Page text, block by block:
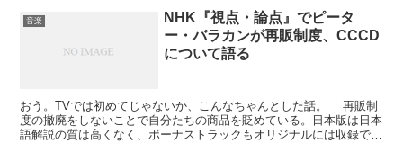
音楽
NHK『視点・論点』でピータ
ー・バラカンが再販制度、CCCD
について語る
おう。TVでは初めてじゃないか、こんなちゃんとした話。 再販制
度の撤廃をしないことで自分たちの商品を貶めている。日本版は日本
語解説の質は高くなく、ボーナストラックもオリジナルには収録でき